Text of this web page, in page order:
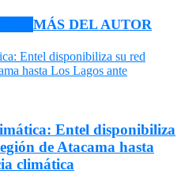
MÁS DEL AUTOR
Entel disponibiliza
de Atacama hasta
climática